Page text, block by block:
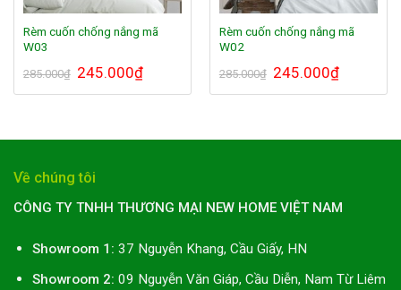
Rèm cuốn chống nắng mã
W03
285.000₫ Giá
gốc
là:
245.000₫Giá
hiện
tại
Rèm cuốn chống nắng mã
W02
285.000₫ Giá
gốc
là:
245.000₫Giá
hiện
tại
Về chúng tôi
CÔNG TY TNHH THƯƠNG MẠI NEW HOME VIỆT NAM
Showroom 1: 37 Nguyễn Khang, Cầu Giấy, HN
Showroom 2: 09 Nguyễn Văn Giáp, Cầu Diễn, Nam Từ Liêm